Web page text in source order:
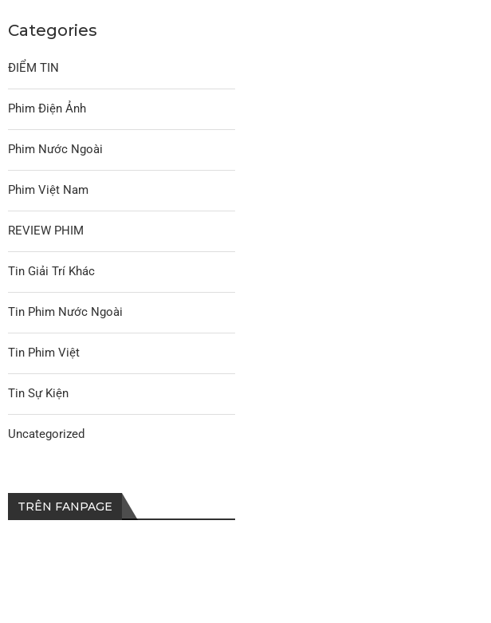
Categories
ĐIỂM TIN
Phim Điện Ảnh
Phim Nước Ngoài
Phim Việt Nam
REVIEW PHIM
Tin Giải Trí Khác
Tin Phim Nước Ngoài
Tin Phim Việt
Tin Sự Kiện
Uncategorized
TRÊN FANPAGE